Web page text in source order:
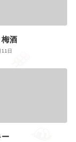
酒
日
ー